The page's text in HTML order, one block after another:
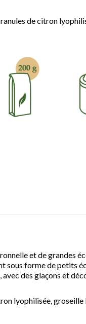
de citron
et de grandes
sous forme de petits
des glaçons et
lyophilisée,